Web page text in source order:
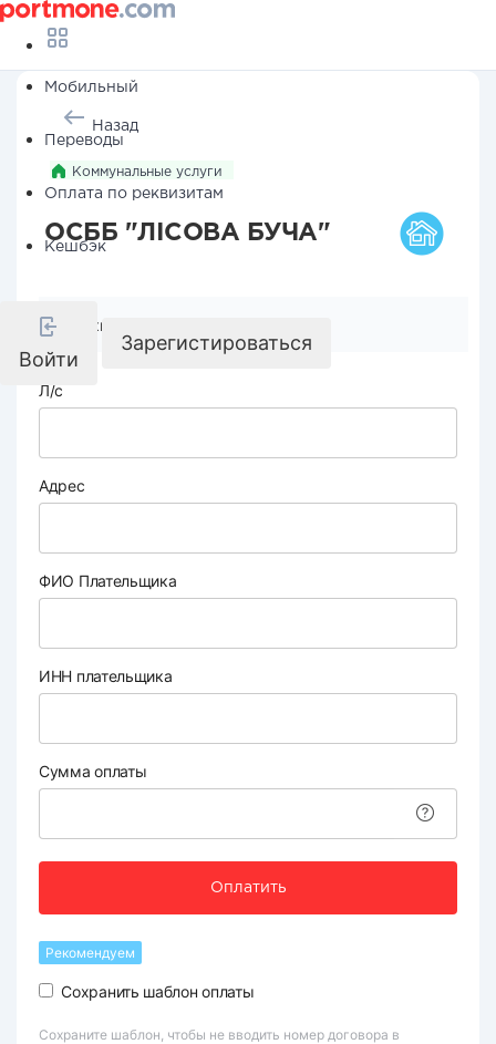
Мобильный
Переводы
Оплата по реквизитам
Кешбэк
Войти
Зарегистироваться
Назад
Коммунальные услуги
ОСББ "ЛІСОВА БУЧА"
Реквизиты компании
Л/с
Адрес
ФИО Плательщика
ИНН плательщика
Сумма оплаты
Оплатить
Рекомендуем
Сохранить шаблон оплаты
Сохраните шаблон, чтобы не вводить номер договора в